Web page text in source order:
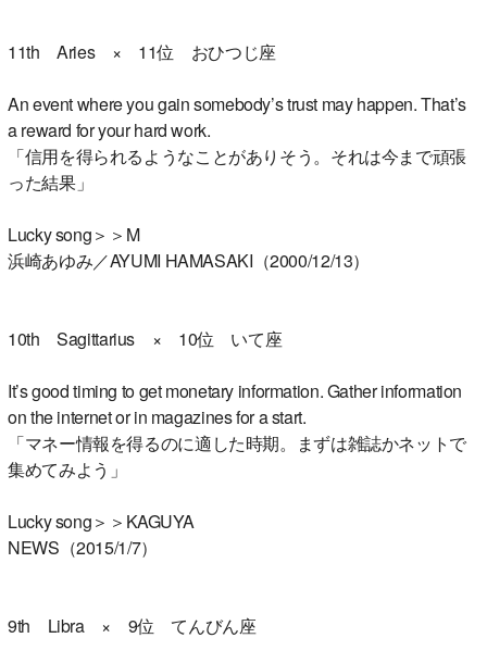
11th Aries × 11位 おひつじ座
An event where you gain somebody’s trust may happen. That’s
a reward for your hard work.
「信用を得られるようなことがありそう。それは今まで頑張
った結果」
Lucky song＞＞M
浜崎あゆみ／AYUMI HAMASAKI（2000/12/13）
10th Sagittarius × 10位 いて座
It’s good timing to get monetary information. Gather information
on the internet or in magazines for a start.
「マネー情報を得るのに適した時期。まずは雑誌かネットで
集めてみよう」
Lucky song＞＞KAGUYA
NEWS（2015/1/7）
9th Libra × 9位 てんびん座